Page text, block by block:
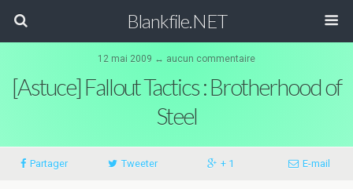
Blankfile.NET
12 mai 2009 ↔ aucun commentaire
[Astuce] Fallout Tactics : Brotherhood of
Steel
Partager Tweeter + 1 E-mail